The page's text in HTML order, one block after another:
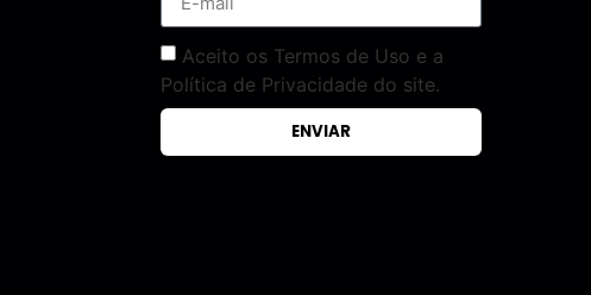
Aceito os Termos de Uso e a
Política de Privacidade do site.
ENVIAR